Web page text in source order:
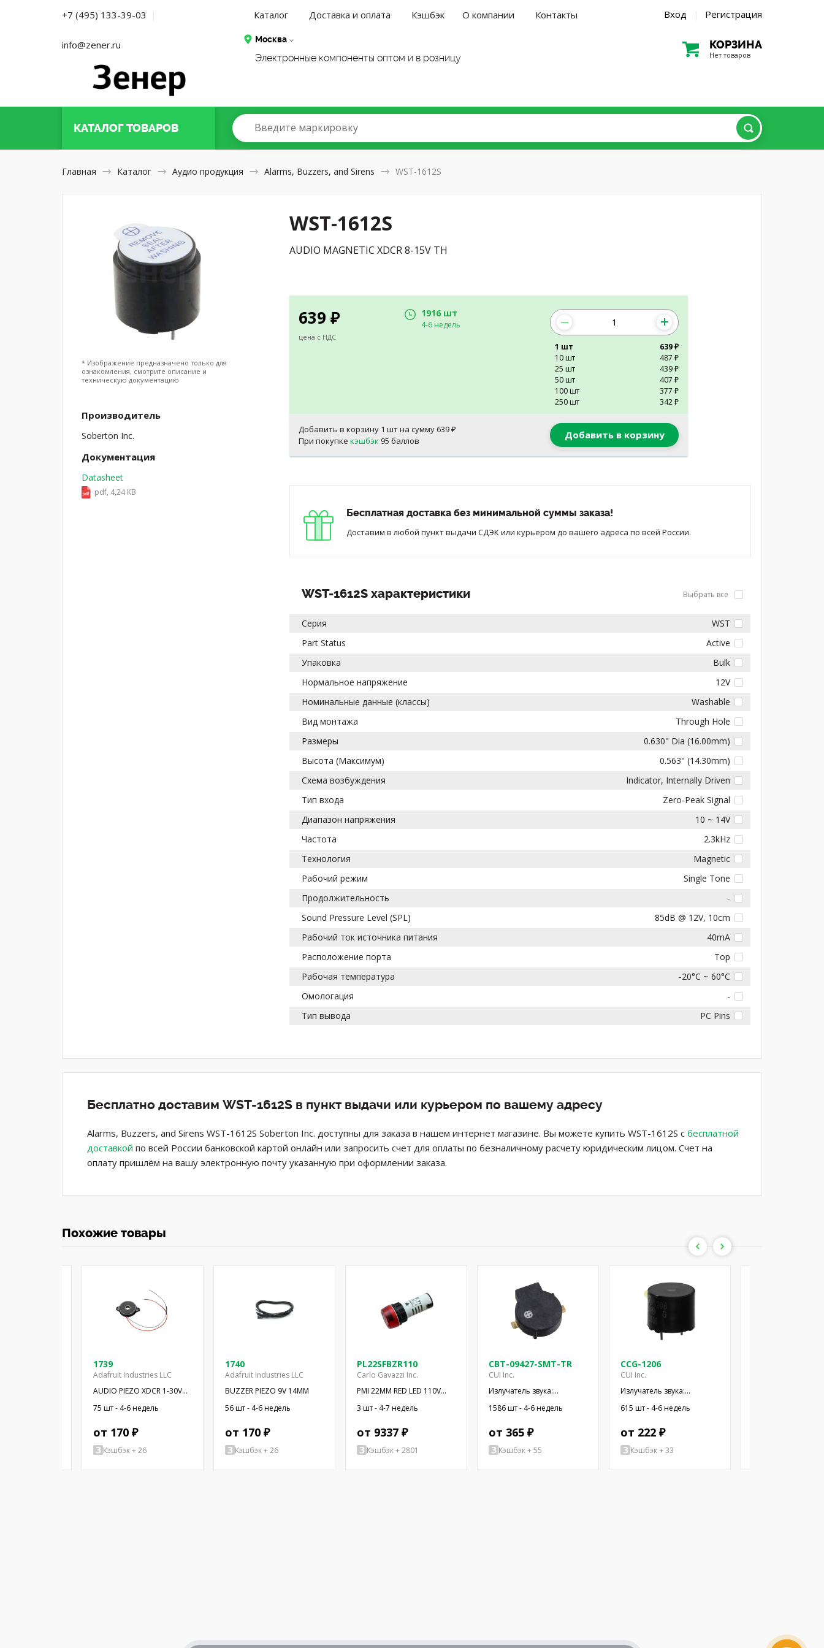
+7 (495) 133-39-03 |
info@zener.ru
Каталог Доставка и оплата Кэшбэк О компании Контакты Вход | Регистрация
Москва
Электронные компоненты оптом и в розницу
КОРЗИНА
Нет товаров
КАТАЛОГТОВАРОВ Введите маркировку
Главная Каталог Аудио продукция Alarms, Buzzers, and Sirens WST-1612S
WST-1612S
AUDIO MAGNETIC XDCR 8-15V TH
639 ₽
цена с НДС
1916 шт
4-6 недель
1 шт
639 ₽
10 шт
487 ₽
25 шт
439 ₽
50 шт
407 ₽
100 шт
377 ₽
250 шт
342 ₽
Добавить в корзину 1 шт на сумму 639 ₽
При покупкекэшбэк 95 баллов Добавить в корзину
Бесплатная доставка без минимальной суммы заказа!
Доставим в любой пункт выдачи СДЭК или курьером до вашего адреса по всей России.
WST-1612S характеристики Выбрать все
Серия
WST
Part Status
Active
Упаковка
Bulk
Нормальное напряжение
12V
Номинальные данные (классы)
Washable
Вид монтажа
Through Hole
Размеры
0.630" Dia (16.00mm)
Высота (Максимум)
0.563" (14.30mm)
Схема возбуждения
Indicator, Internally Driven
Тип входа
Zero-Peak Signal
Диапазон напряжения
10 ~ 14V
Частота
2.3kHz
Технология
Magnetic
Рабочий режим
Single Tone
Продолжительность
-
Sound Pressure Level (SPL)
85dB @ 12V, 10cm
Рабочий ток источника питания
40mA
Расположение порта
Top
Рабочая температура
-20°C ~ 60°C
Омологация
-
Тип вывода
PC Pins
* Изображение предназначено только для
ознакомления, смотрите описание и
техническую документацию
Производитель
Soberton Inc.
Документация
Datasheet
pdf, 4,24 KB
Бесплатно доставим WST-1612S в пункт выдачи или курьером по вашему адресу
Alarms, Buzzers, and Sirens WST-1612S Soberton Inc. доступны для заказа в нашем интернет магазине. Вы можете купить WST-1612S с бесплатной
доставкой по всей России банковской картой онлайн или запросить счет для оплаты по безналичному расчету юридическим лицом. Счет на
оплату пришлём на вашу электронную почту указанную при оформлении заказа.
Похожие товары
1739
Adafruit Industries LLC
AUDIO PIEZO XDCR 1-30V
CHASSIS
75 шт - 4-6 недель
от 170 ₽
Кэшбэк + 26
1740
Adafruit Industries LLC
BUZZER PIEZO 9V 14MM
56 шт - 4-6 недель
от 170 ₽
Кэшбэк + 26
PL22SFBZR110
Carlo Gavazzi Inc.
PMI 22MM RED LED 110V
W/BUZZER
3 шт - 4-7 недель
от 9337 ₽
Кэшбэк + 2801
CBT-09427-SMT-TR
CUI Inc.
Излучатель звука:
электромагнитный
сигнализатор; SMD;
2,73кГц
1586 шт - 4-6 недель
от 365 ₽
Кэшбэк + 55
CCG-1206
CUI Inc.
Излучатель звука:
электромагнитный
сигнализатор; THT; 2,4кГц
615 шт - 4-6 недель
от 222 ₽
Кэшбэк + 33